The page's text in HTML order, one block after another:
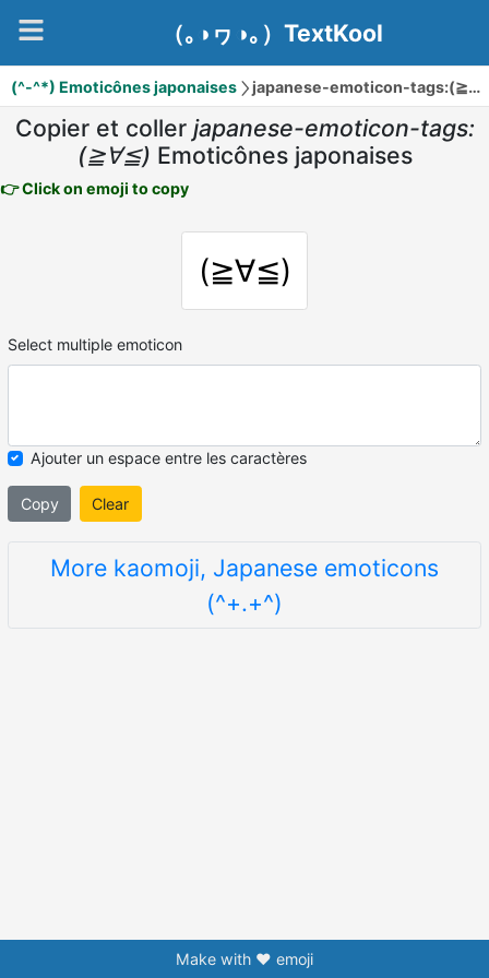
（｡◑ヮ◑｡）TextKool
(^-^*) Emoticônes japonaises japanese-emoticon-tags:(≧∀≦)
Copier et coller japanese-emoticon-tags:
(≧∀≦) Emoticônes japonaises
👉 Click on emoji to copy
(≧∀≦)
Select multiple emoticon
Ajouter un espace entre les caractères
Copy Clear
More kaomoji, Japanese emoticons
(^+.+^)
Make with ❤️ emoji